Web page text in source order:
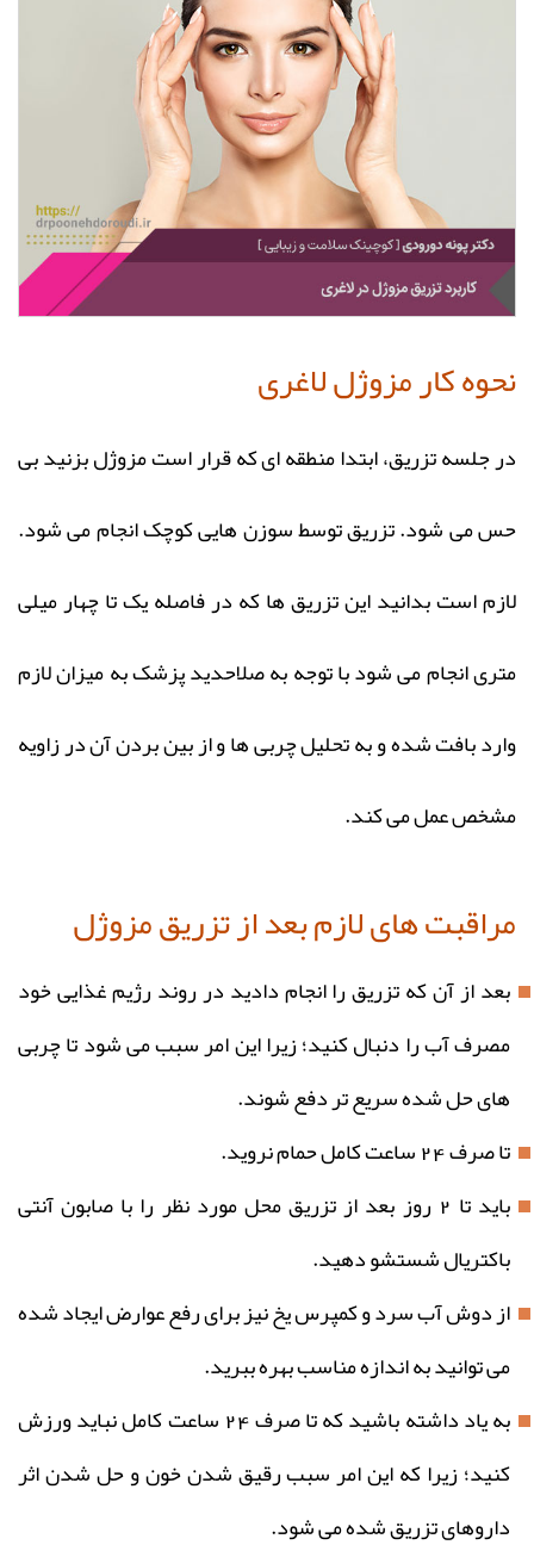
نحوه کار مزوژل لاغری
در جلسه تزریق، ابتدا منطقه ای که قرار است مزوژل بزنید بی
حس می شود. تزریق توسط سوزن هایی کوچک انجام می شود.
لازم است بدانید این تزریق ها که در فاصله یک تا چهار میلی
متری انجام می شود با توجه به صلاحدید پزشک به میزان لازم
وارد بافت شده و به تحلیل چربی ها و از بین بردن آن در زاویه
مشخص عمل می کند.
مراقبت های لازم بعد از تزریق مزوژل
بعد از آن که تزریق را انجام دادید در روند رژیم غذایی خود
مصرف آب را دنبال کنید؛ زیرا این امر سبب می شود تا چربی
های حل شده سریع تر دفع شوند.
تا صرف 24 ساعت کامل حمام نروید.
باید تا 2 روز بعد از تزریق محل مورد نظر را با صابون آنتی
باکتریال شستشو دهید.
از دوش آب سرد و کمپرس یخ نیز برای رفع عوارض ایجاد شده
می توانید به اندازه مناسب بهره ببرید.
به یاد داشته باشید که تا صرف 24 ساعت کامل نباید ورزش
کنید؛ زیرا که این امر سبب رقیق شدن خون و حل شدن اثر
داروهای تزریق شده می شود.